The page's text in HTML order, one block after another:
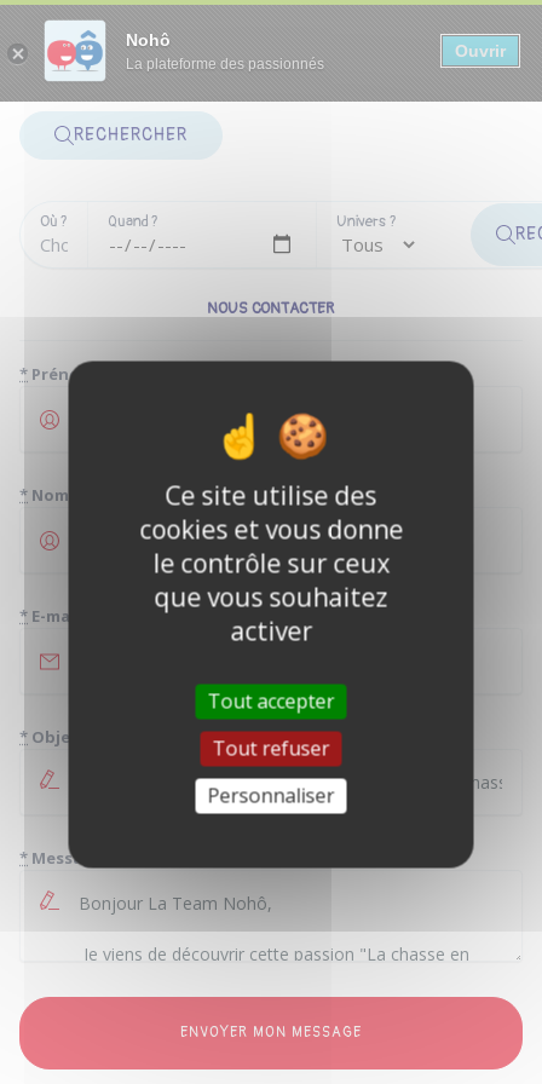
Nohô
La plateforme des passionnés
Ouvrir
RECHERCHER
Où ? Quand ? Univers ?
NOUS CONTACTER
* Prénom
* Nom
* E-mail
* Objet
* Message
ENVOYER MON MESSAGE
Panneau de gestion des cookies
Ce site utilise des
cookies et vous donne
le contrôle sur ceux
que vous souhaitez
activer
Tout accepter
Tout refuser
Personnaliser